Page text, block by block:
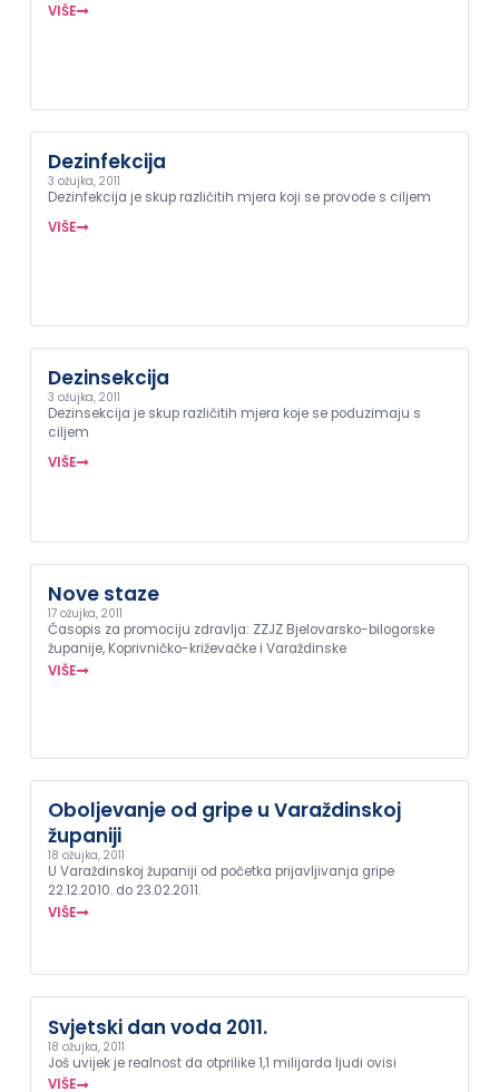
VIŠE
Dezinfekcija
3 ožujka, 2011
Dezinfekcija je skup različitih mjera koji se provode s ciljem
VIŠE
Dezinsekcija
3 ožujka, 2011
Dezinsekcija je skup različitih mjera koje se poduzimaju s
ciljem
VIŠE
Nove staze
17 ožujka, 2011
Časopis za promociju zdravlja: ZZJZ Bjelovarsko-bilogorske
županije, Koprivničko-križevačke i Varaždinske
VIŠE
Oboljevanje od gripe u Varaždinskoj
županiji
18 ožujka, 2011
U Varaždinskoj županiji od početka prijavljivanja gripe
22.12.2010. do 23.02.2011.
VIŠE
Svjetski dan voda 2011.
18 ožujka, 2011
Još uvijek je realnost da otprilike 1,1 milijarda ljudi ovisi
VIŠE